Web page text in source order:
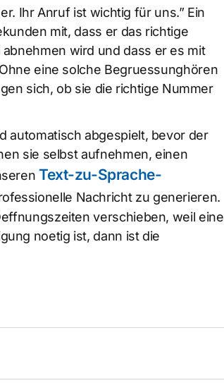
Ihr Anruf ist wichtig für uns.” Ein
mit, dass er das richtige
wird und dass er es mit
eine solche Begruessunghören
sich, ob sie die richtige Nummer
automatisch abgespielt, bevor der
sie selbst aufnehmen, einen
Text-zu-Sprache-
Nachricht zu generieren.
verschieben, weil eine
noetig ist, dann ist die